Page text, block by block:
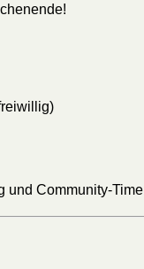
und Community-Time